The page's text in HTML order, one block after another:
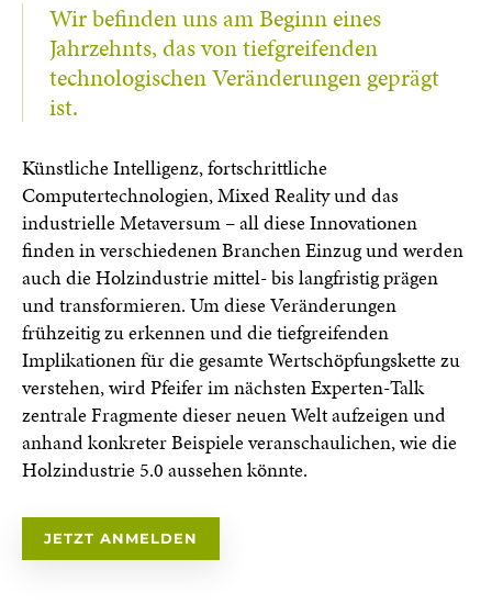
Wir befinden uns am Beginn eines
Jahrzehnts, das von tiefgreifenden
technologischen Veränderungen geprägt
ist.
Künstliche Intelligenz, fortschrittliche
Computertechnologien, Mixed Reality und das
industrielle Metaversum – all diese Innovationen
finden in verschiedenen Branchen Einzug und werden
auch die Holzindustrie mittel- bis langfristig prägen
und transformieren. Um diese Veränderungen
frühzeitig zu erkennen und die tiefgreifenden
Implikationen für die gesamte Wertschöpfungskette zu
verstehen, wird Pfeifer im nächsten Experten-Talk
zentrale Fragmente dieser neuen Welt aufzeigen und
anhand konkreter Beispiele veranschaulichen, wie die
Holzindustrie 5.0 aussehen könnte.
JETZT ANMELDEN